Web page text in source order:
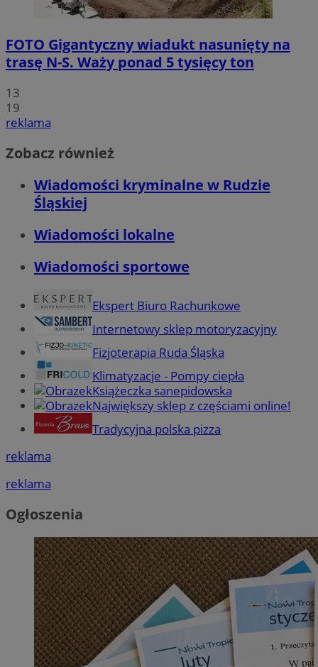
FOTO Gigantyczny wiadukt nasunięty na
trasę N-S. Waży ponad 5 tysięcy ton
13
19
reklama
Zobacz również
Wiadomości kryminalne w Rudzie
Śląskiej
Wiadomości lokalne
Wiadomości sportowe
Ekspert Biuro Rachunkowe
Internetowy sklep motoryzacyjny
Fizjoterapia Ruda Śląska
Klimatyzacje - Pompy ciepła
Książeczka sanepidowska
Największy sklep z częściami online!
Tradycyjna polska pizza
reklama
reklama
Ogłoszenia